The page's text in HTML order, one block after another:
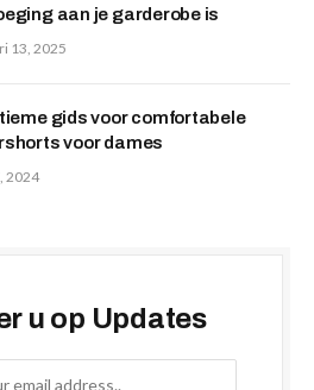
aan je garderobe is
13, 2025
gids voor comfortabele
voor dames
2024
u op Updates